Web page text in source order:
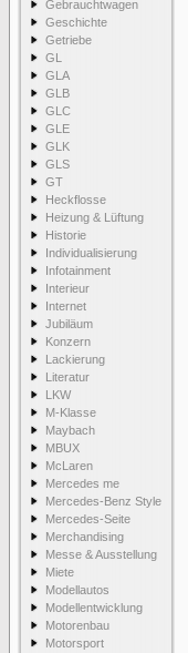
Gebrauchtwagen
Geschichte
Getriebe
GL
GLA
GLB
GLC
GLE
GLK
GLS
GT
Heckflosse
Heizung & Lüftung
Historie
Individualisierung
Infotainment
Interieur
Internet
Jubiläum
Konzern
Lackierung
Literatur
LKW
M-Klasse
Maybach
MBUX
McLaren
Mercedes me
Mercedes-Benz Style
Mercedes-Seite
Merchandising
Messe & Ausstellung
Miete
Modellautos
Modellentwicklung
Motorenbau
Motorsport